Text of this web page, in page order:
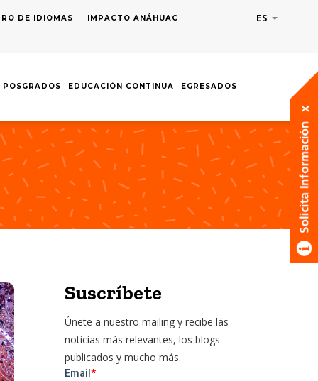
ES Lista
DE IDIOMAS IMPACTO ANÁHUAC
POSGRADOS EDUCACIÓN CONTINUA EGRESADOS
Suscríbete
Únete a nuestro mailing y recibe las
noticias más relevantes, los blogs
publicados y mucho más.